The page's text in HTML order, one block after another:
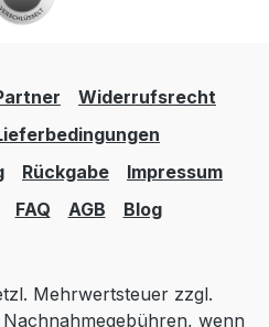
Widerrufsrecht
Rückgabe
Impressum
FAQ AGB Blog
Mehrwertsteuer zzgl.
wenn